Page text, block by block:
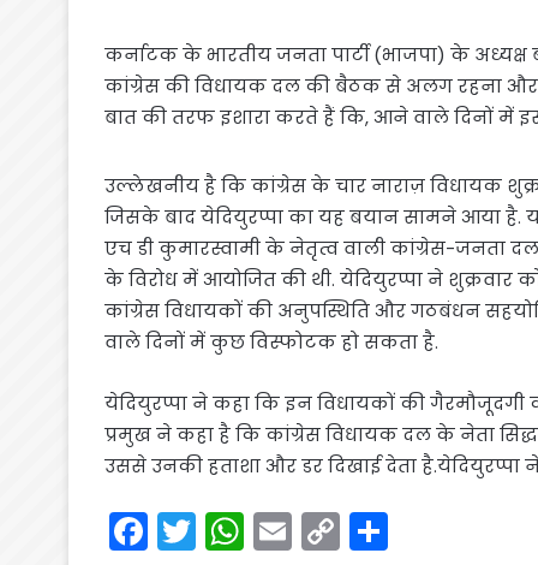
कर्नाटक के भारतीय जनता पार्टी (भाजपा) के
कांग्रेस की विधायक दल की बैठक से अलग रहना और
बात की तरफ इशारा करते हैं कि, आने वाले दिनों में
उल्लेखनीय है कि कांग्रेस के चार नाराज़ विधायक
जिसके बाद येदियुरप्पा का यह बयान सामने आया है.
एच डी कुमारस्वामी के नेतृत्व वाली कांग्रेस-जनता
के विरोध में आयोजित की थी. येदियुरप्पा ने शुक्रवार
कांग्रेस विधायकों की अनुपस्थिति और गठबंधन
वाले दिनों में कुछ विस्फोटक हो सकता है.
येदियुरप्पा ने कहा कि इन विधायकों की गैरमौजूदगी
प्रमुख ने कहा है कि कांग्रेस विधायक दल के नेता
उससे उनकी हताशा और डर दिखाई देता
F T W E C